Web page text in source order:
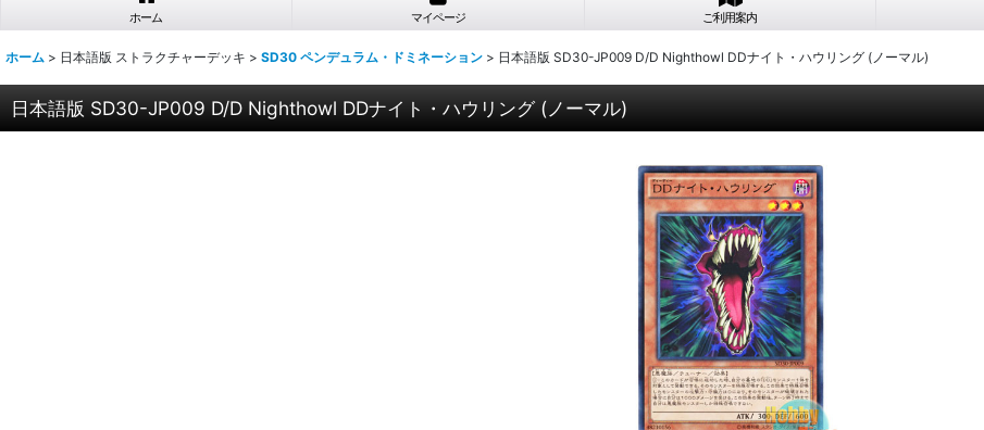
ホーム マイページ ご利用案内
ホーム > 日本語版 ストラクチャーデッキ > SD30 ペンデュラム・ドミネーション > 日本語版 SD30-JP009 D/D Nighthowl DDナイト・ハウリング (ノーマル)
日本語版 SD30-JP009 D/D Nighthowl DDナイト・ハウリング (ノーマル)